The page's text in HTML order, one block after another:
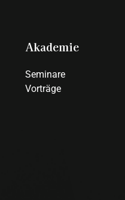
Akademie
Seminare
Vorträge